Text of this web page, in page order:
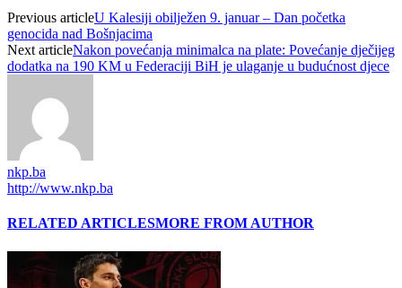
Previous articleU Kalesiji obilježen 9. januar – Dan početka
genocida nad Bošnjacima
Next articleNakon povećanja minimalca na plate: Povećanje dječijeg
dodatka na 190 KM u Federaciji BiH je ulaganje u budućnost djece
nkp.ba
http://www.nkp.ba
RELATED ARTICLESMORE FROM AUTHOR